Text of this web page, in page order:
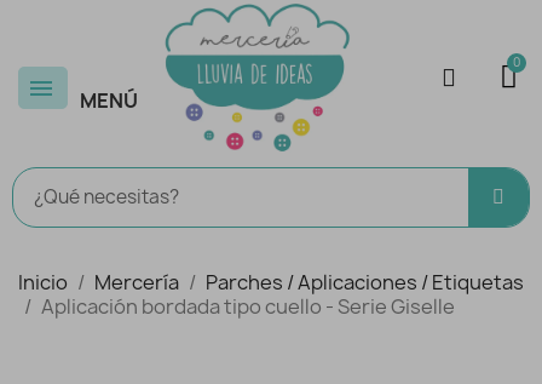
MENÚ
Inicio Mercería
Parches / Aplicaciones / Etiquetas
Aplicación bordada tipo cuello - Serie Giselle